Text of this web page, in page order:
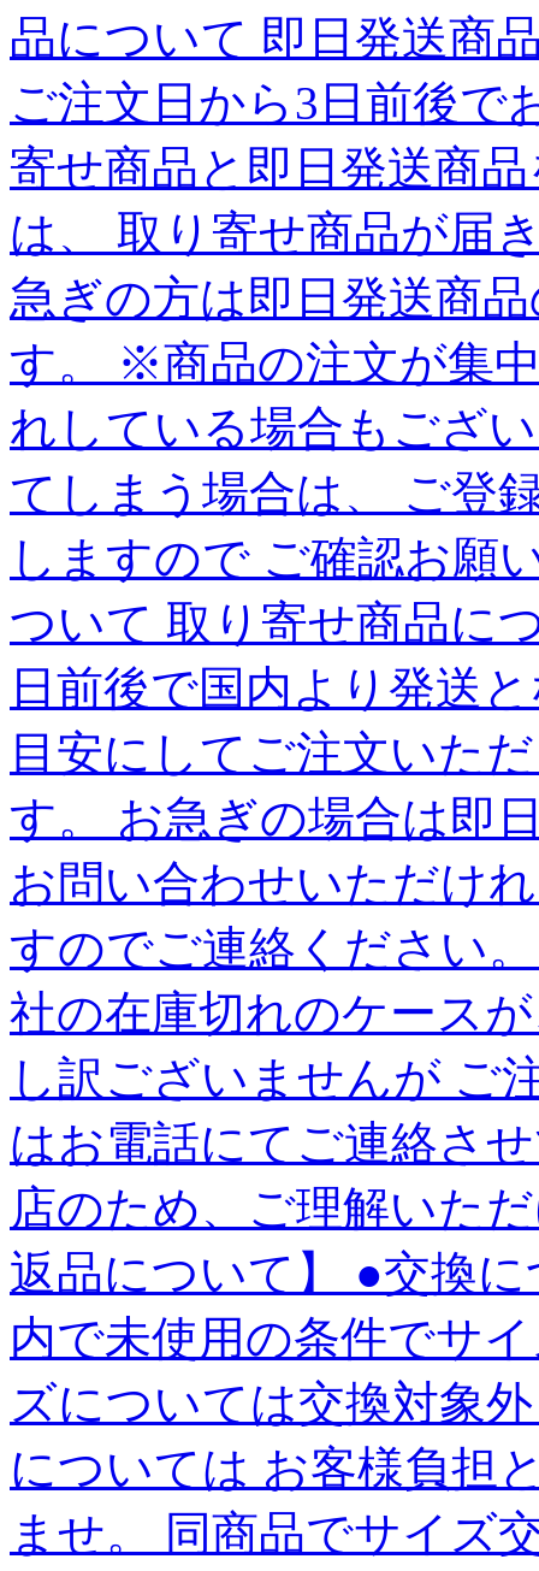
品について 即日発送商
ご注文日から3日前後で
寄せ商品と即日発送商
は、 取り寄せ商品が届
急ぎの方は即日発送商
す。 ※商品の注文が集
れしている場合もござ
てしまう場合は、 ご登
しますので ご確認お願
ついて 取り寄せ商品に
日前後で国内より発送
目安にしてご注文いた
す。 お急ぎの場合は即
お問い合わせいただけ
すのでご連絡ください
社の在庫切れのケース
し訳ございませんが ご
はお電話にてご連絡さ
店のため、ご理解いた
返品について】 ●交換
内で未使用の条件でサ
ズについては交換対象
については お客様負担
ませ。 同商品でサイズ